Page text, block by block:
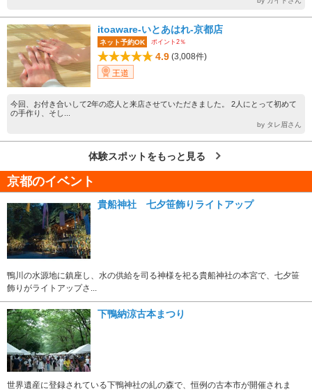
itoaware-いとあはれ-京都店
ネット予約OK ポイント2％
4.9 (3,008件)
王道
今回、お付き合いして2年の恋人と来店させていただきました。 2人にとって初めて
の手作り、そし...
by タレ眉さん
体験スポットをもっと見る
京都のイベント
貴船神社 七夕笹飾りライトアップ
鴨川の水源地に鎮座し、水の供給を司る神様を祀る貴船神社の本宮で、七夕笹
飾りがライトアップさ...
下鴨納涼古本まつり
世界遺産に登録されている下鴨神社の糺の森で、恒例の古本市が開催されま